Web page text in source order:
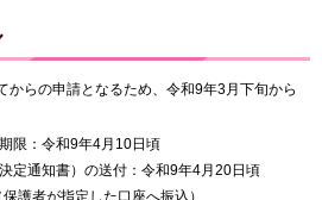
からの申請となるため、令和9年3月下旬から
限：令和9年4月10日頃
定通知書）の送付：令和9年4月20日頃